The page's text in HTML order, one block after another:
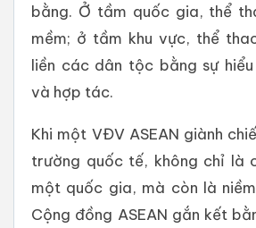
bằng. Ở tầm quốc gia, thể
mềm; ở tầm khu vực, thể
liền các dân tộc bằng sự
và hợp tác.
Khi một VĐV ASEAN giành
trường quốc tế, không chỉ là
một quốc gia, mà còn là
Cộng đồng ASEAN gắn kết